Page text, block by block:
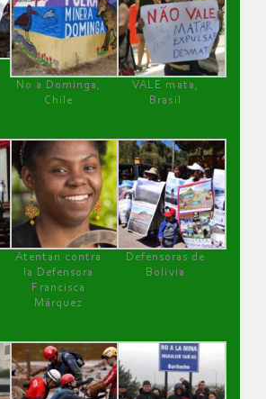
No a Dominga,
Chile
VALE mata,
Brasil
Atentan contra
la Defensora
Francisca
Márquez
Defensoras de
Bolivia